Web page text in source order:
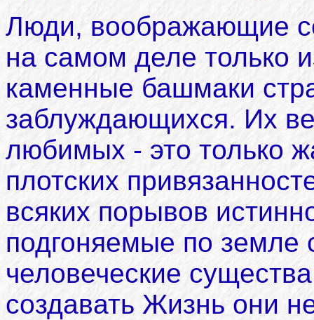
Люди, воображающие
на самом деле только
каменные башмаки
заблуждающихся. Их
любимых - это только
плотских
всяких порывов
подгоняемые по земле
человеческие
создавать Жизнь они